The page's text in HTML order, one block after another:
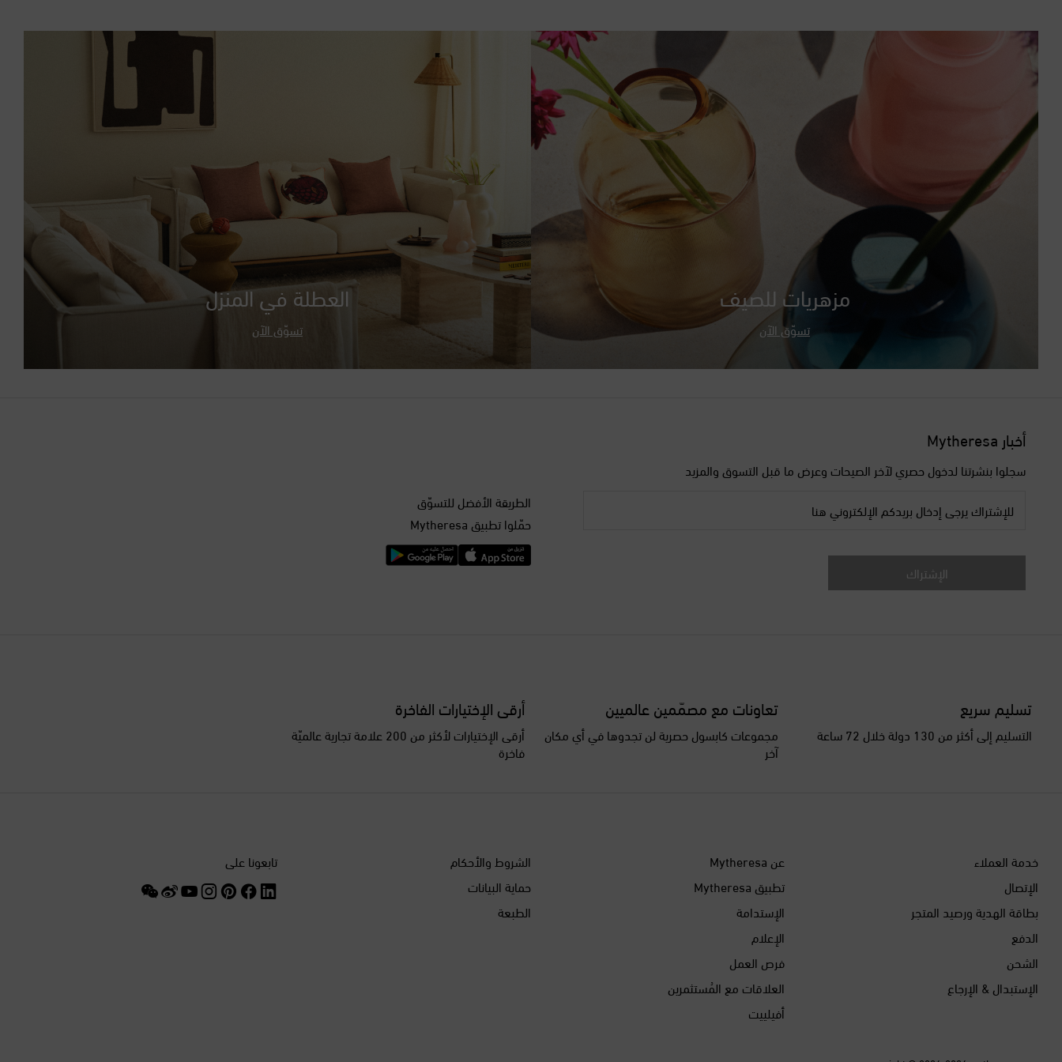
مزهريات للصيف
تسوّق الآن
العطلة في المنزل
تسوّق الآن
أخبار Mytheresa
سجلوا بنشرتنا لدخول حصري لآخر الصيحات وعرض ما قبل التسوق والمزيد
للإشتراك يرجى إدخال بريدكم الإلكتروني هنا
الإشتراك
الطريقة الأفضل للتسوّق
حمّلوا تطبيق Mytheresa
تسليم سريع
التسليم إلى أكثر من 130 دولة خلال 72 ساعة
تعاونات مع مصمّمين عالميين
مجموعات كابسول حصرية لن تجدوها في أي مكان
آخر
أرقى الإختيارات الفاخرة
أرقى الإختيارات لأكثر من 200 علامة تجارية عالميّة
فاخرة
خدمة العملاء
الإتصال
بطاقة الهدية ورصيد المتجر
الدفع
الشحن
الإستبدال & الإرجاع
عن Mytheresa
تطبيق Mytheresa
الإستدامة
الإعلام
فرص العمل
العلاقات مع المُستثمرين
أفيلييت
الشروط والأحكام
حماية البيانات
الطبعة
تابعونا على
إيطاليا
الإكوادور
السنغال